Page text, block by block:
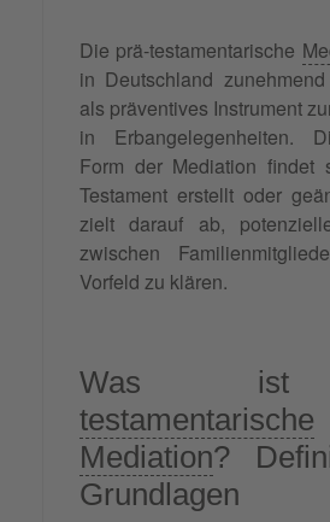
Die prä-testamentarische
in Deutschland
als präventives Instrument
in Erbangelegenheiten.
Form der Mediation findet
Testament erstellt oder
zielt darauf ab,
zwischen
Vorfeld zu klären.
Was
testamentarische
Mediation?
Grundlagen